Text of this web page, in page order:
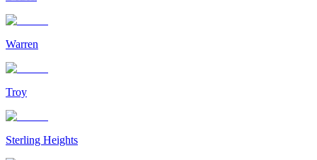
Warren
Troy
Sterling Heights